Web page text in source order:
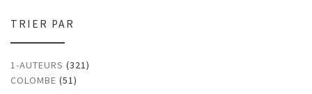
TRIER PAR
1-AUTEURS (321)
COLOMBE (51)